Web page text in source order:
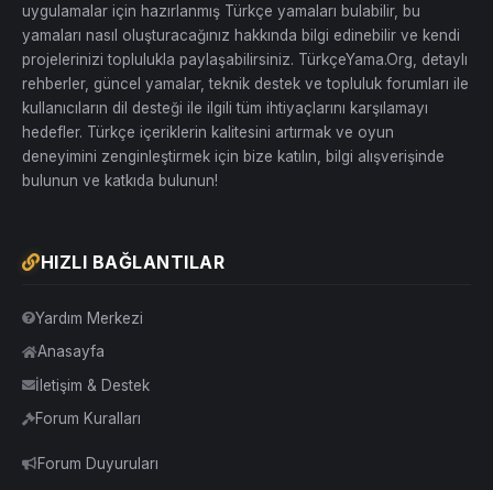
uygulamalar için hazırlanmış Türkçe yamaları bulabilir, bu
yamaları nasıl oluşturacağınız hakkında bilgi edinebilir ve kendi
projelerinizi toplulukla paylaşabilirsiniz. TürkçeYama.Org, detaylı
rehberler, güncel yamalar, teknik destek ve topluluk forumları ile
kullanıcıların dil desteği ile ilgili tüm ihtiyaçlarını karşılamayı
hedefler. Türkçe içeriklerin kalitesini artırmak ve oyun
deneyimini zenginleştirmek için bize katılın, bilgi alışverişinde
bulunun ve katkıda bulunun!
HIZLI BAĞLANTILAR
Yardım Merkezi
Anasayfa
İletişim & Destek
Forum Kuralları
Forum Duyuruları